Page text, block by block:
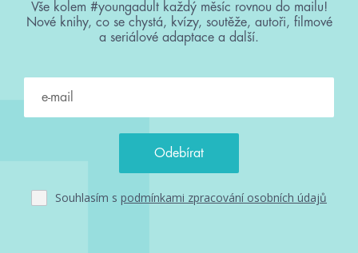
Vše kolem #youngadult každý měsíc rovnou do mailu!
Nové knihy, co se chystá, kvízy, soutěže, autoři, filmové
a seriálové adaptace a další.
Souhlasím s podmínkami zpracování osobních údajů